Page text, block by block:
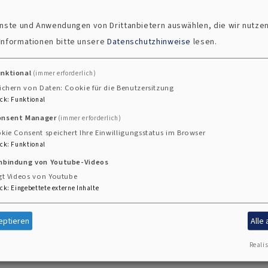
Ziel christlicher Erziehung die Verantwortung vor
vom Kind zum Erwchsenen. Die Evangelische
Jugendliche auf ihrem Weg zur
mündigen Christen in unserer Gesellschaft
ethischen Fragestellungen
Mitarbeitenden
Kommunen
engagieren sich
und Anwendungen von Drittanbietern auswählen, die wir
bitte unsere Datenschutzhinweise lesen.
(immer erforderlich)
von Daten: Cookie für die Benutzersitzung
: Funktional
Manager (immer erforderlich)
Consent speichert Ihre Einwilligungsstatus im Browser
: Funktional
von Youtube-Videos
Videos von Youtube
: Eingebettete externe Inhalte
Alle